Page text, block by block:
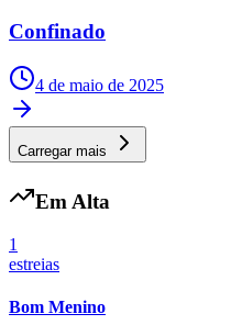
Confinado
4 de maio de 2025
Carregar mais
Em Alta
1
estreias
Bom Menino